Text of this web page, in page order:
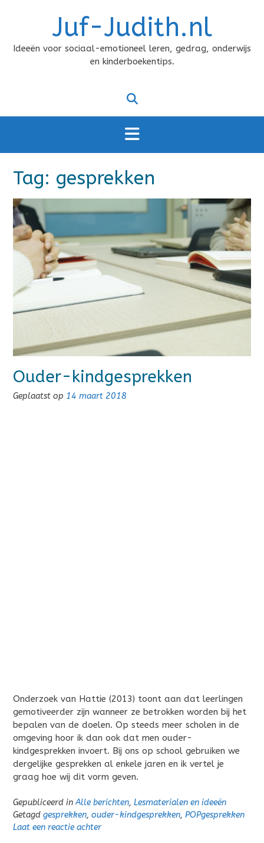
Juf-Judith.nl
Ideeën voor sociaal-emotioneel leren, gedrag, onderwijs
en kinderboekentips.
Tag: gesprekken
Ouder-kindgesprekken
Geplaatst op 14 maart 2018
Onderzoek van Hattie (2013) toont aan dat leerlingen
gemotiveerder zijn wanneer ze betrokken worden bij het
bepalen van de doelen. Op steeds meer scholen in de
omgeving hoor ik dan ook dat men ouder-
kindgesprekken invoert. Bij ons op school gebruiken we
dergelijke gesprekken al enkele jaren en ik vertel je
graag hoe wij dit vorm geven.
Gepubliceerd inAlle berichten, Lesmaterialen en ideeën
Getagd gesprekken, ouder-kindgesprekken, POPgesprekken
Laat een reactie achter